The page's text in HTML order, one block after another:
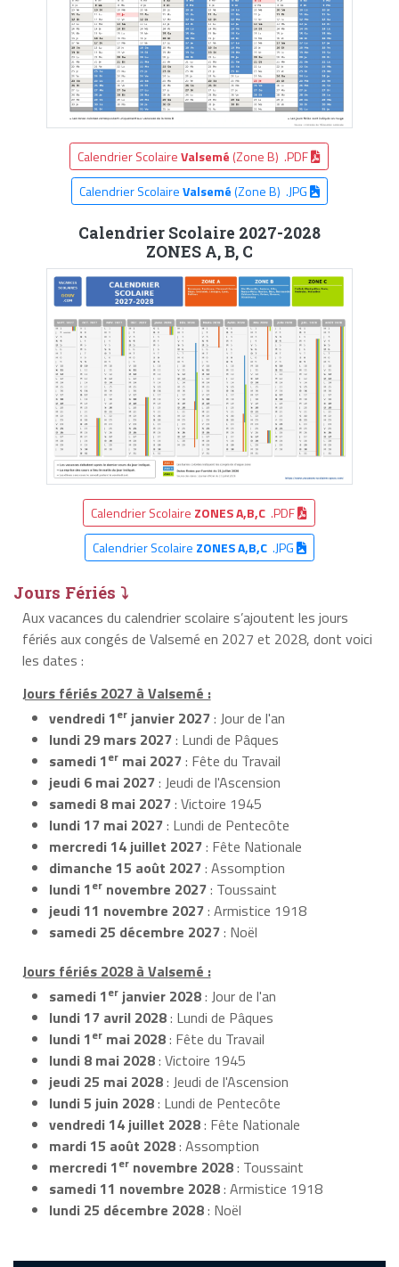
Calendrier ScolaireValsemé (Zone B) .PDF
Calendrier ScolaireValsemé(Zone B) .JPG
Calendrier Scolaire 2027-2028
ZONES A, B, C
Calendrier Scolaire ZONES A,B,C .PDF
Calendrier Scolaire ZONES A,B,C.JPG
Jours Fériés ⤵
Aux vacances du calendrier scolaire s’ajoutent les jours
fériés aux congés de Valsemé en 2027 et 2028, dont voici
les dates :
Jours fériés 2027 à Valsemé :
vendredi 1er janvier 2027: Jour de l'an
lundi 29 mars 2027: Lundi de Pâques
samedi 1er mai 2027: Fête du Travail
jeudi 6 mai 2027: Jeudi de l'Ascension
samedi 8 mai 2027: Victoire 1945
lundi 17 mai 2027: Lundi de Pentecôte
mercredi 14 juillet 2027: Fête Nationale
dimanche 15 août 2027: Assomption
lundi 1er novembre 2027: Toussaint
jeudi 11 novembre 2027: Armistice 1918
samedi 25 décembre 2027: Noël
Jours fériés 2028 à Valsemé :
samedi 1er janvier 2028: Jour de l'an
lundi 17 avril 2028: Lundi de Pâques
lundi 1er mai 2028: Fête du Travail
lundi 8 mai 2028: Victoire 1945
jeudi 25 mai 2028: Jeudi de l'Ascension
lundi 5 juin 2028: Lundi de Pentecôte
vendredi 14 juillet 2028: Fête Nationale
mardi 15 août 2028: Assomption
mercredi 1er novembre 2028: Toussaint
samedi 11 novembre 2028: Armistice 1918
lundi 25 décembre 2028: Noël